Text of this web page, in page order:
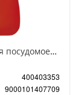
Somat Classic Lemon & Lime Порошок для посудомоечных машин 3 кг
400403353
9000101407709